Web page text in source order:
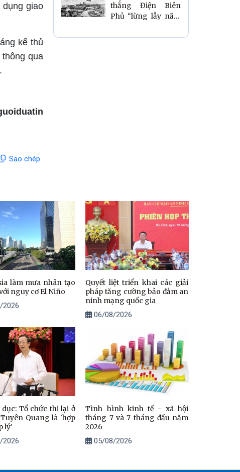
giao
kể thủ
qua
Sao chép
thắng Điện Biên
Phủ “lừng lẫy năm
cầu”
làm mưa nhân tạo
nguy cơ El Niño
Quyết liệt triển khai các giải
pháp tăng cường bảo đảm an
ninh mạng quốc gia
06/08/2026
dục: Tổ chức thi lại ở
Quang là 'hợp
lý'
Tình hình kinh tế - xã hội
tháng 7 và 7 tháng đầu năm
2026
05/08/2026